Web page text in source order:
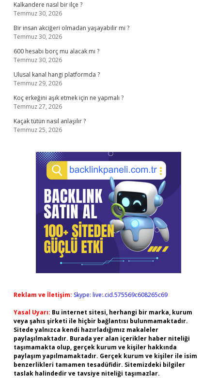
Kalkandere nasıl bir ilçe ?
Temmuz 30, 2026
Bir insan akciğeri olmadan yaşayabilir mi ?
Temmuz 30, 2026
600 hesabı borç mu alacak mı ?
Temmuz 30, 2026
Ulusal kanal hangi platformda ?
Temmuz 29, 2026
Koç erkeğini aşık etmek için ne yapmalı ?
Temmuz 27, 2026
Kaçak tütün nasıl anlaşılır ?
Temmuz 25, 2026
Reklam ve İletişim: Skype: live:.cid.575569c608265c69
Yasal Uyarı: Bu internet sitesi, herhangi bir marka, kurum
veya şahıs şirketi ile hiçbir bağlantısı bulunmamaktadır.
Sitede yalnızca kendi hazırladığımız makaleler
paylaşılmaktadır. Burada yer alan içerikler haber niteliği
taşımamakta olup, gerçek kurum ve kişiler hakkında
paylaşım yapılmamaktadır. Gerçek kurum ve kişiler ile isim
benzerlikleri tamamen tesadüfidir. Sitemizdeki bilgiler
taslak halindedir ve tavsiye niteliği taşımazlar.